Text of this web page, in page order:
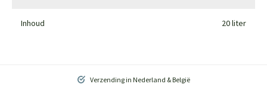
Inhoud 20 liter
Verzending in Nederland & België